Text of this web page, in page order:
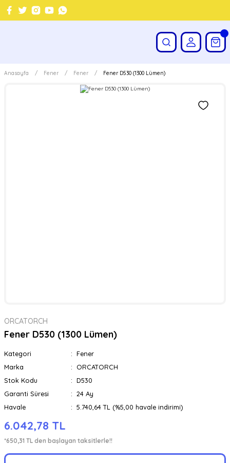
Anasayfa Fener Fener Fener D530 (1300 Lümen)
ORCATORCH
Fener D530 (1300 Lümen)
Kategori
Fener
Marka
ORCATORCH
Stok Kodu
D530
Garanti Süresi
24 Ay
Havale
5.740,64 TL (%5,00 havale indirimi)
6.042,78 TL
*650,31 TL den başlayan taksitlerle!!